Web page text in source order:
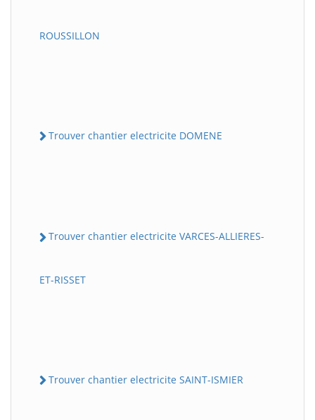
ROUSSILLON
Trouver chantier electricite DOMENE
Trouver chantier electricite VARCES-ALLIERES-
ET-RISSET
Trouver chantier electricite SAINT-ISMIER